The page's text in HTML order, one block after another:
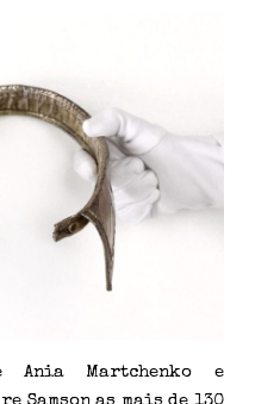
Ania Martchenko e